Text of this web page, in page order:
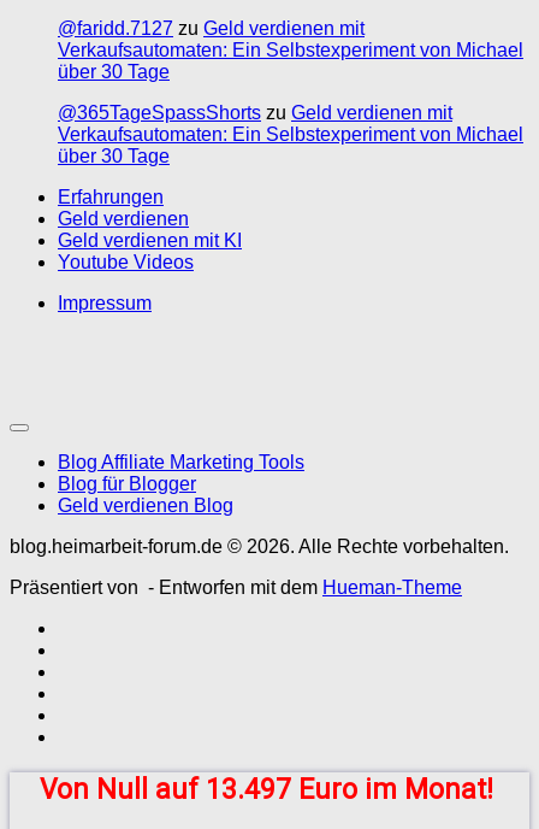
@faridd.7127 zu Geld verdienen mit
Verkaufsautomaten: Ein Selbstexperiment von Michael
über 30 Tage
@365TageSpassShorts zu Geld verdienen mit
Verkaufsautomaten: Ein Selbstexperiment von Michael
über 30 Tage
Erfahrungen
Geld verdienen
Geld verdienen mit KI
Youtube Videos
Impressum
Blog Affiliate Marketing Tools
Blog für Blogger
Geld verdienen Blog
blog.heimarbeit-forum.de © 2026. Alle Rechte vorbehalten.
Präsentiert von - Entworfen mit dem Hueman-Theme
Von Null auf 13.497 Euro im Monat!